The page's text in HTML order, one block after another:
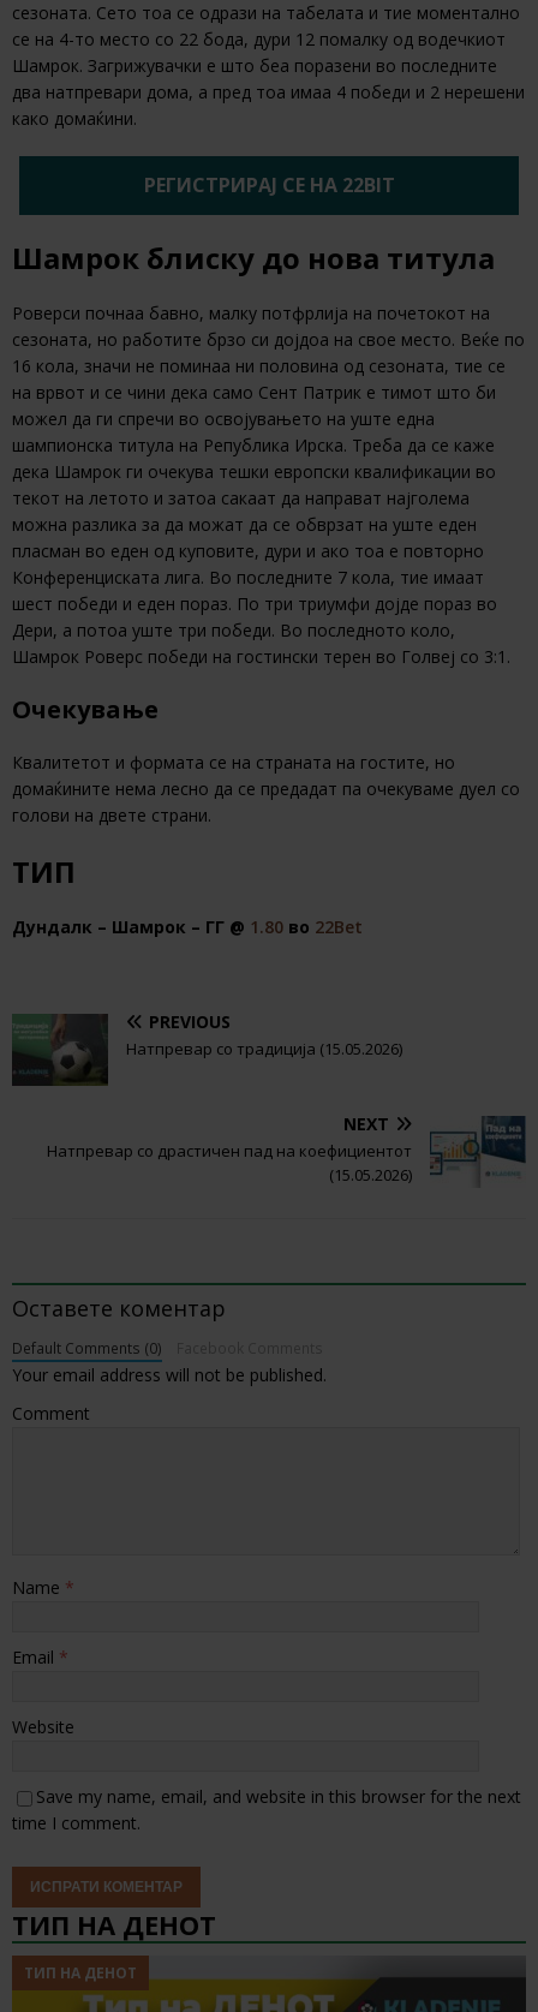
сезоната. Сето тоа се одрази на табелата и тие моментално
се на 4-то место со 22 бода, дури 12 помалку од водечкиот
Шамрок. Загрижувачки е што беа поразени во последните
два натпревари дома, а пред тоа имаа 4 победи и 2 нерешени
како домаќини.
РЕГИСТРИРАЈ СЕ НА 22BIT
Шамрок блиску до нова титула
Роверси почнаа бавно, малку потфрлија на почетокот на
сезоната, но работите брзо си дојдоа на свое место. Веќе по
16 кола, значи не поминаа ни половина од сезоната, тие се
на врвот и се чини дека само Сент Патрик е тимот што би
можел да ги спречи во освојувањето на уште една
шампионска титула на Република Ирска. Треба да се каже
дека Шамрок ги очекува тешки европски квалификации во
текот на летото и затоа сакаат да направат најголема
можна разлика за да можат да се обврзат на уште еден
пласман во еден од куповите, дури и ако тоа е повторно
Конференциската лига. Во последните 7 кола, тие имаат
шест победи и еден пораз. По три триумфи дојде пораз во
Дери, а потоа уште три победи. Во последното коло,
Шамрок Роверс победи на гостински терен во Голвеј со 3:1.
Очекување
Квалитетот и формата се на страната на гостите, но
домаќините нема лесно да се предадат па очекуваме дуел со
голови на двете страни.
ТИП
Дундалк – Шамрок – ГГ @ 1.80 во 22Bet
PREVIOUS
Натпревар со традиција (15.05.2026)
NEXT
Натпревар со драстичен пад на коефициентот
(15.05.2026)
Оставете коментар
Default Comments (0)
Your email address will not be published.
Comment
Name *
Email *
Website
Save my name, email, and website in this browser for the next
time I comment.
ТИП НА ДЕНОТ
ТИП НА ДЕНОТ